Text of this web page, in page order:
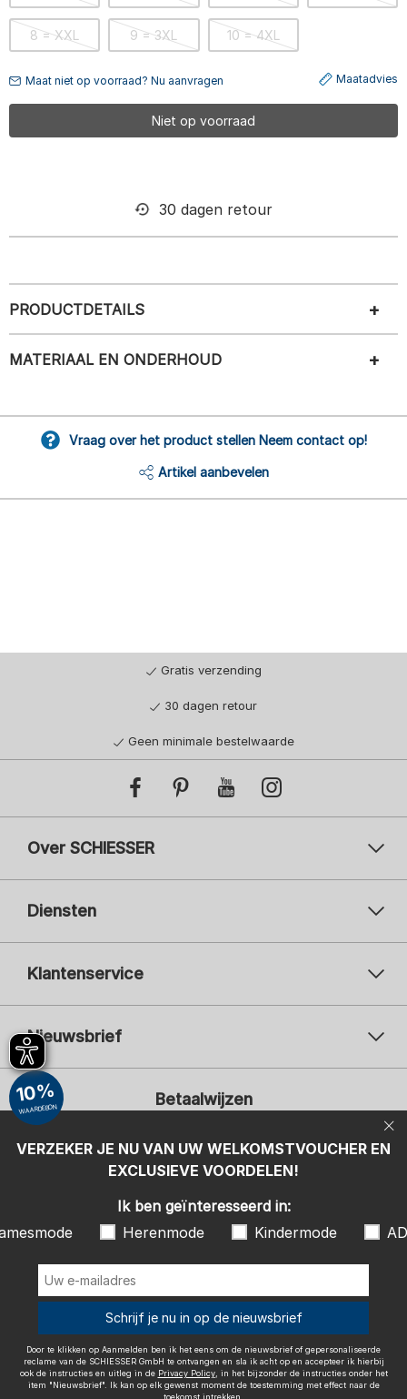
8 = XXL 9 = 3XL 10 = 4XL
Maat niet op voorraad? Nu aanvragen Maatadvies
Niet op voorraad
30 dagen retour
PRODUCTDETAILS
MATERIAAL EN ONDERHOUD
Vraag over het product stellen Neem contact op!
Artikel aanbevelen
Gratis verzending
30 dagen retour
Geen minimale bestelwaarde
Over SCHIESSER
Diensten
Klantenservice
Nieuwsbrief
Uw e-mailadres
Ik ben geïnteresseerd in:
Damesmode
Herenmode
Kindermode
Door te klikken op Aanmelden ben ik het eens om de nieuwsbrief of
gepersonaliseerde reclame van de SCHIESSER GmbH te ontvangen en
"Nieuwsbrief". Ik kan op elk gewenst moment de toestemming met
effect naar de toekomst intrekken.
Betaalwijzen
Wij bezorgen met
Colofon Algemene voorwaarden
Herroepingsrecht
VERZEKER JE NU VAN UW WELKOMSTVOUCHER EN
EXCLUSIEVE VOORDELEN!
10%
WAARDEBON
Ik ben geïnteresseerd in:
Herenmode Kindermode
Schrijf je nu in op de nieuwsbrief
Door te klikken op Aanmelden ben ik het eens om de nieuwsbrief of gepersonaliseerde
reclame van de SCHIESSER GmbH te ontvangen en sla ik acht op en accepteer ik hierbij
ook de instructies en uitleg in de Privacy Policy, in het bijzonder de instructies onder het
item "Nieuwsbrief". Ik kan op elk gewenst moment de toestemming met effect naar de
toekomst intrekken.